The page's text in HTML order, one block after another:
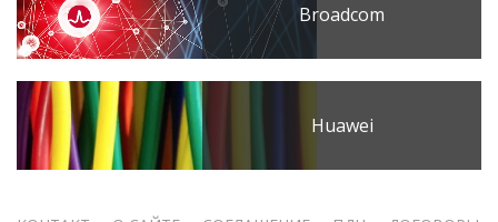
Broadcom
Huawei